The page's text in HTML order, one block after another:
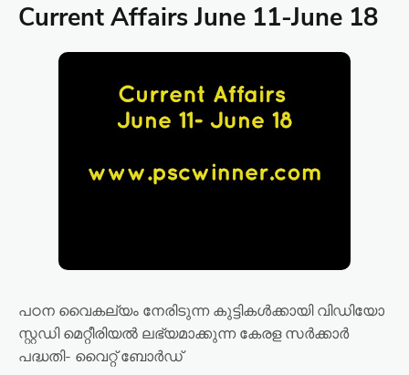
Current Affairs June 11-June 18
പഠന വൈകല്യം നേരിടുന്ന കുട്ടികൾക്കായി വിഡിയോ
സ്റ്റഡി മെറ്റീരിയൽ ലഭ്യമാക്കുന്ന കേരള സർക്കാർ
പദ്ധതി- വൈറ്റ് ബോർഡ്